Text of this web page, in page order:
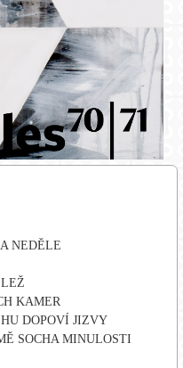
NEDĚLE
KAMER
DOPOVÍ JIZVY
SOCHA MINULOSTI